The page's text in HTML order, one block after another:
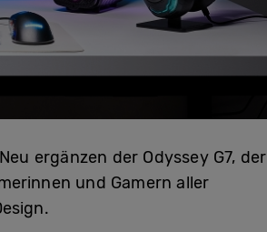
ergänzen der Odyssey G7, der
und Gamern aller